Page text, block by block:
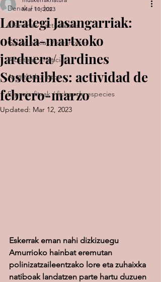
Denak / todos
Ekimenak / actividades
Gauza bitxiak / de interés
Albisteak / noticias
Argazkiak / fotos
Espezie fitxak / fichas de especies
Lorategi Jasangarriak:
otsaila-martxoko
jarduera/ Jardines
Sostenibles: actividad de
febrero-marzo
Mar 11, 2023
Updated: Mar 12, 2023
Eskerrak eman nahi dizkizuegu
Amurrioko hainbat eremutan
polinizatzaileentzako lore eta zuhaixka
natiboak landatzen parte hartu duzuen